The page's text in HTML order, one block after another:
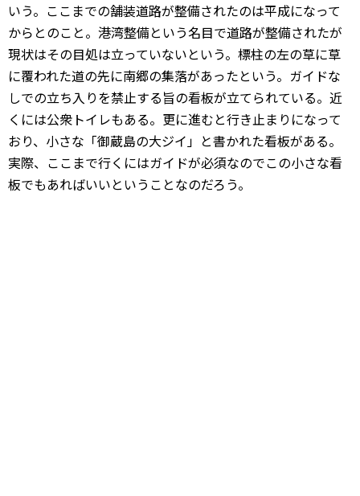
いう。ここまでの舗装道路が整備されたのは平成になって
からとのこと。港湾整備という名目で道路が整備されたが
現状はその目処は立っていないという。標柱の左の草に草
に覆われた道の先に南郷の集落があったという。ガイドな
しでの立ち入りを禁止する旨の看板が立てられている。近
くには公衆トイレもある。更に進むと行き止まりになって
おり、小さな「御蔵島の大ジイ」と書かれた看板がある。
実際、ここまで行くにはガイドが必須なのでこの小さな看
板でもあればいいということなのだろう。